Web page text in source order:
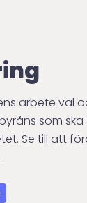
arbete väl
som
Se till att